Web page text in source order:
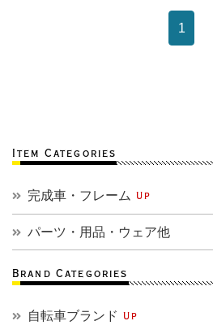
1
Item Categories
完成車・フレーム Up
パーツ・用品・ウェア他
Brand Categories
自転車ブランド Up